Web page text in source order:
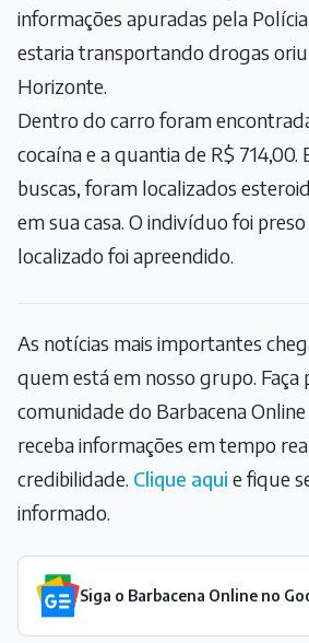
informações apuradas pela
estaria transportando drogas
Horizonte.
Dentro do carro foram
cocaína e a quantia de R$
buscas, foram localizados
em sua casa. O indivíduo foi
localizado foi apreendido.
As notícias mais importantes
quem está em nosso grupo. Faça
comunidade do Barbacena
receba informações em tempo
credibilidade. Clique aqui e fique
informado.
Siga o Barbacena Online no